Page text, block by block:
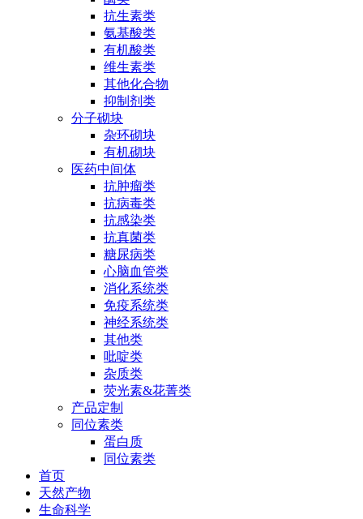
抗生素类
氨基酸类
有机酸类
维生素类
其他化合物
抑制剂类
分子砌块
杂环砌块
有机砌块
医药中间体
抗肿瘤类
抗病毒类
抗感染类
抗真菌类
糖尿病类
心脑血管类
消化系统类
免疫系统类
神经系统类
其他类
吡啶类
杂质类
荧光素&花菁类
产品定制
同位素类
蛋白质
同位素类
首页
天然产物
生命科学